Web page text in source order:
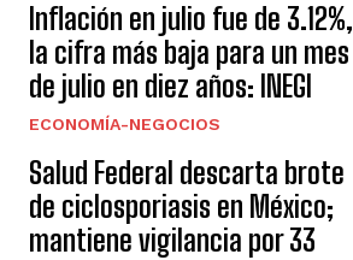
Inflación en julio fue de 3.12%,
la cifra más baja para un mes
de julio en diez años: INEGI
ECONOMÍA-NEGOCIOS
Salud Federal descarta brote
de ciclosporiasis en México;
mantiene vigilancia por 33